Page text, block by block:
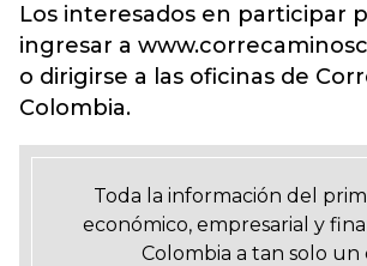
Los interesados en participar
ingresar a
o dirigirse a las oficinas de
Colombia.
Toda la información del
económico, empresarial y
Colombia a tan solo un